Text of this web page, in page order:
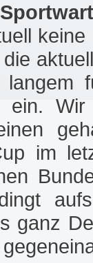
ein.
im
ganz